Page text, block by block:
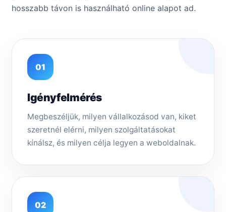
hosszabb távon is használható online alapot ad.
01
Igényfelmérés
Megbeszéljük, milyen vállalkozásod van, kiket
szeretnél elérni, milyen szolgáltatásokat
kínálsz, és milyen célja legyen a weboldalnak.
02